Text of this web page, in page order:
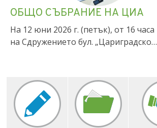
ОБЩО СЪБРАНИЕ НА ЦИА
На 12 юни 2026 г. (петък), от 16
на Сдружението бул. „Цариградско…